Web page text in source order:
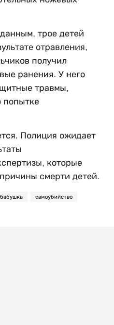
трое детей
отравления,
получил
ранения. У него
травмы,
попытке
Полиция ожидает
которые
смерти детей.
бабушка самоубийство